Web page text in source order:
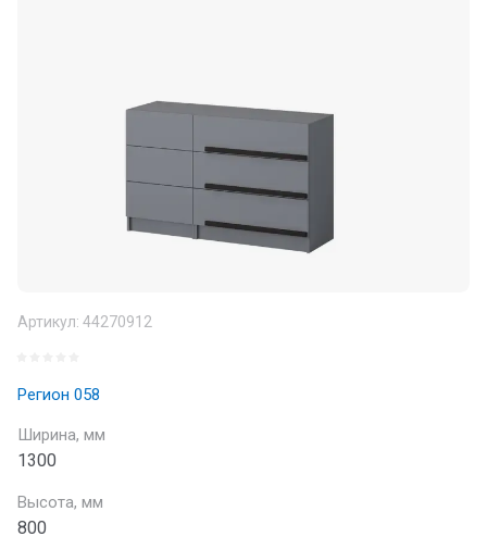
Артикул: 44270912
Регион 058
Ширина, мм
1300
Высота, мм
800